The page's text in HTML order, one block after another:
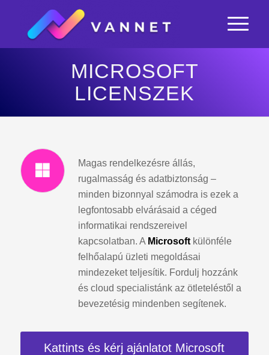
MICROSOFT
LICENSZEK
Magas rendelkezésre állás,
rugalmasság és adatbiztonság –
minden bizonnyal számodra is ezek a
legfontosabb elvárásaid a céged
informatikai rendszereivel
kapcsolatban. A Microsoftkülönféle
felhőalapú üzleti megoldásai
mindezeket teljesítik. Fordulj hozzánk
és cloud specialistánk az ötleteléstől a
bevezetésig mindenben segítenek.
Kattints és kérj ajánlatot Microsoft